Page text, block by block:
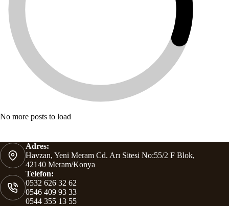
No more posts to load
Adres:
Havzan, Yeni Meram Cd. Arı Sitesi No:55/2 F Blok,
42140 Meram/Konya
Telefon:
0532 626 32 62
0546 409 93 33
0544 355 13 55